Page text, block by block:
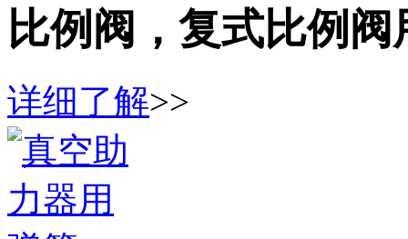
比例阀，复式比例阀
详细了解>>